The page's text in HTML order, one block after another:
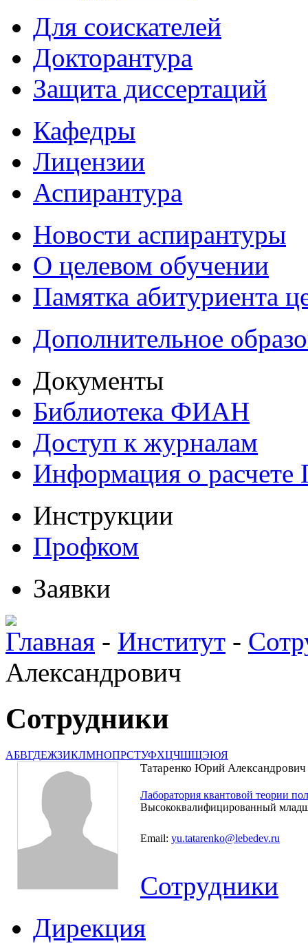
Для соискателей
Докторантура
Защита диссертаций
Кафедры
Лицензии
Аспирантура
Новости аспирантуры
О целевом обучении
Памятка абитуриента
Дополнительное
Документы
Библиотека ФИАН
Доступ к журналам
Информация о
Инструкции
Профком
Заявки
Главная - Институт -
Александрович
Сотрудники
АБВГДЕЖЗИКЛМНОПРСТУФХЦЧШЩЭЮЯ
Татаренко Юрий Александрович
Лаборатория квантовой теории
Высококвалифицированный
Email: yu.tatarenko@lebedev.ru
Сотрудники
Дирекция